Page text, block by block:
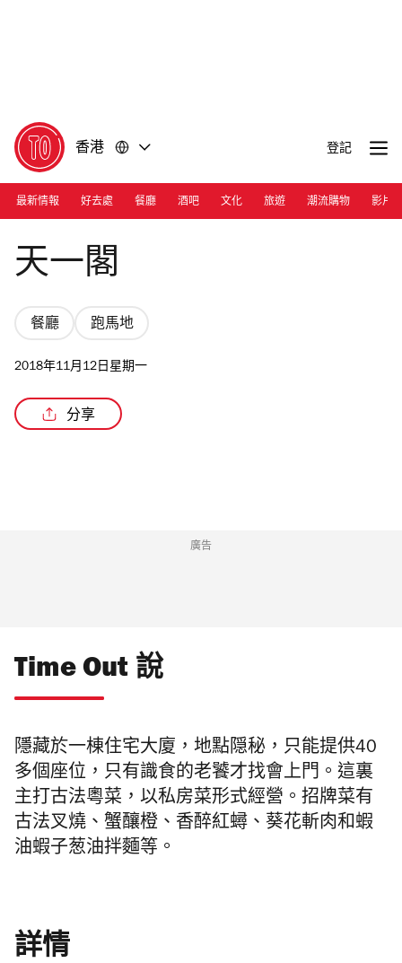
香港 登記
最新情報 好去處 餐廳 酒吧 文化 旅遊 潮流購物 影片
Photograph: Courtesy Tasting Court Chinese Cuisine
天一閣
餐廳 跑馬地
2018年11月12日星期一
分享
廣告
Time Out 說
隱藏於一棟住宅大廈，地點隠秘， 只能提供40
多個座位， 只有識食的老饕才找會上門。這裏
主打古法粵菜，以私房菜形式經營。招牌菜有
古法叉燒、蟹釀橙、 香醉紅蟳、葵花斬肉和蝦
油蝦子葱油拌麵等。
詳情